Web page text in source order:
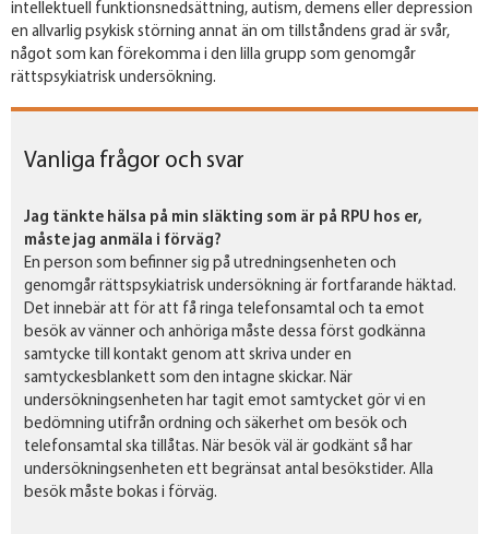
intellektuell funktionsnedsättning, autism, demens eller depression
en allvarlig psykisk störning annat än om tillståndens grad är svår,
något som kan förekomma i den lilla grupp som genomgår
rättspsykiatrisk undersökning.
Vanliga frågor och svar
Jag tänkte hälsa på min släkting som är på RPU hos er,
måste jag anmäla i förväg?
En person som befinner sig på utredningsenheten och
genomgår rättspsykiatrisk undersökning är fortfarande häktad.
Det innebär att för att få ringa telefonsamtal och ta emot
besök av vänner och anhöriga måste dessa först godkänna
samtycke till kontakt genom att skriva under en
samtyckesblankett som den intagne skickar. När
undersökningsenheten har tagit emot samtycket gör vi en
bedömning utifrån ordning och säkerhet om besök och
telefonsamtal ska tillåtas. När besök väl är godkänt så har
undersökningsenheten ett begränsat antal besökstider. Alla
besök måste bokas i förväg.